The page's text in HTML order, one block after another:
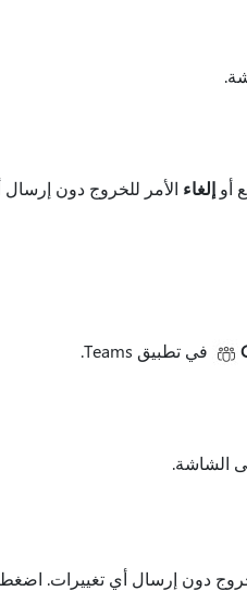
أو إلغاء الأمر للخروج دون
في تطبيق Teams.
الشاشة.
دون إرسال أي تغييرات.